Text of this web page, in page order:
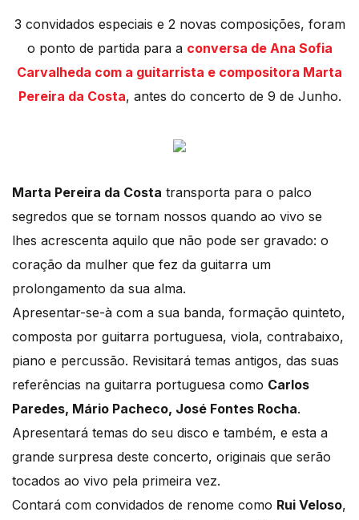
3 convidados especiais e 2 novas composições, foram
o ponto de partida para a conversa de Ana Sofia
Carvalheda com a guitarrista e compositora Marta
Pereira da Costa, antes do concerto de 9 de Junho.
Marta Pereira da Costa transporta para o palco
segredos que se tornam nossos quando ao vivo se
lhes acrescenta aquilo que não pode ser gravado: o
coração da mulher que fez da guitarra um
prolongamento da sua alma.
Apresentar-se-à com a sua banda, formação quinteto,
composta por guitarra portuguesa, viola, contrabaixo,
piano e percussão. Revisitará temas antigos, das suas
referências na guitarra portuguesa como Carlos
Paredes, Mário Pacheco, José Fontes Rocha.
Apresentará temas do seu disco e também, e esta a
grande surpresa deste concerto, originais que serão
tocados ao vivo pela primeira vez.
Contará com convidados de renome como Rui Veloso,